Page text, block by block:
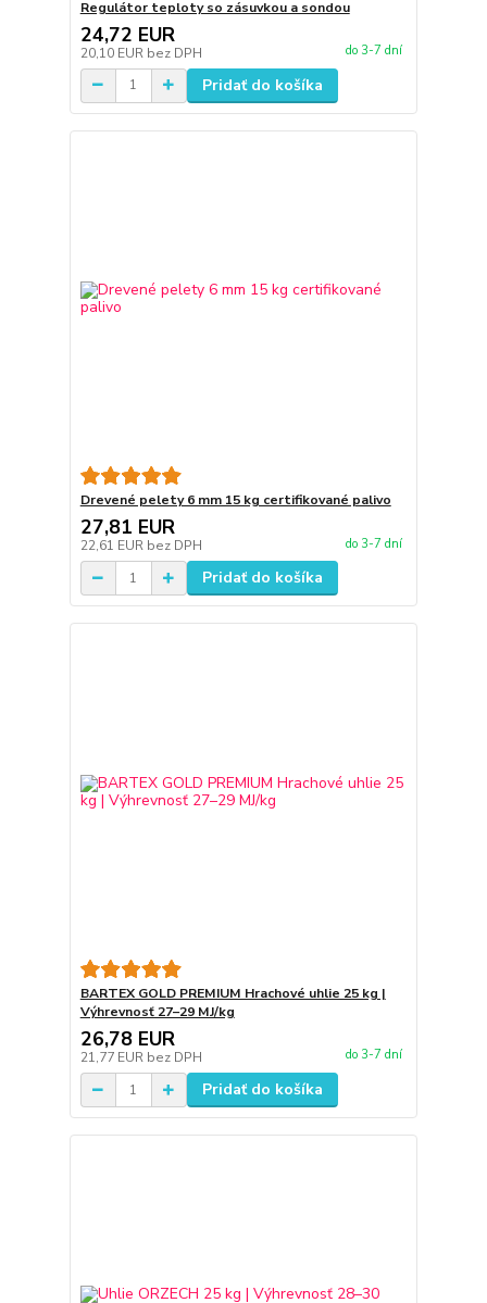
Regulátor teploty so zásuvkou a sondou
24,72 EUR
20,10 EUR bez DPH do 3-7 dní
Pridať do košíka
Drevené pelety 6 mm 15 kg certifikované palivo
27,81 EUR
22,61 EUR bez DPH do 3-7 dní
Pridať do košíka
BARTEX GOLD PREMIUM Hrachové uhlie 25 kg |
Výhrevnosť 27–29 MJ/kg
26,78 EUR
21,77 EUR bez DPH do 3-7 dní
Pridať do košíka